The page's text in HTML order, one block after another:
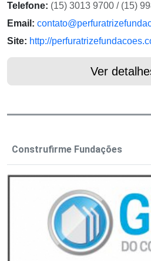
Telefone: (15) 3013 9700 / (15)
Email:
Site: http://
Ver
Construfirme Fundações